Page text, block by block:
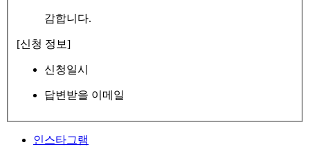
감합니다.
[신청 정보]
신청일시
답변받을 이메일
인스타그램